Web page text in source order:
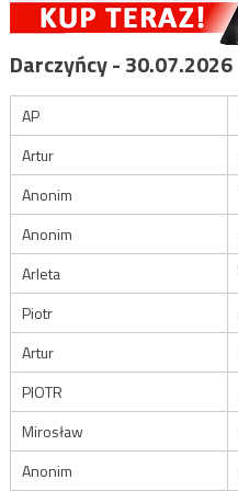
Darczyńcy - 30.07.2026
AP
Artur
Anonim
Anonim
Arleta
Piotr
Artur
PIOTR
Mirosław
Anonim